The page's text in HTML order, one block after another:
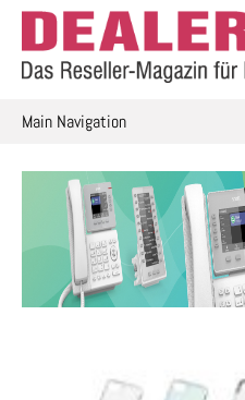
Skip
content
Main Navigation